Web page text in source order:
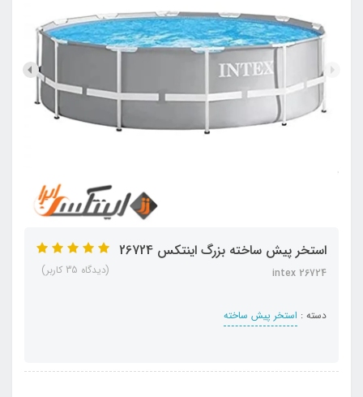
استخر پیش ساخته بزرگ اینتکس 26724
intex 26724
دسته : استخر پیش ساخته
(دیدگاه 35 کاربر)